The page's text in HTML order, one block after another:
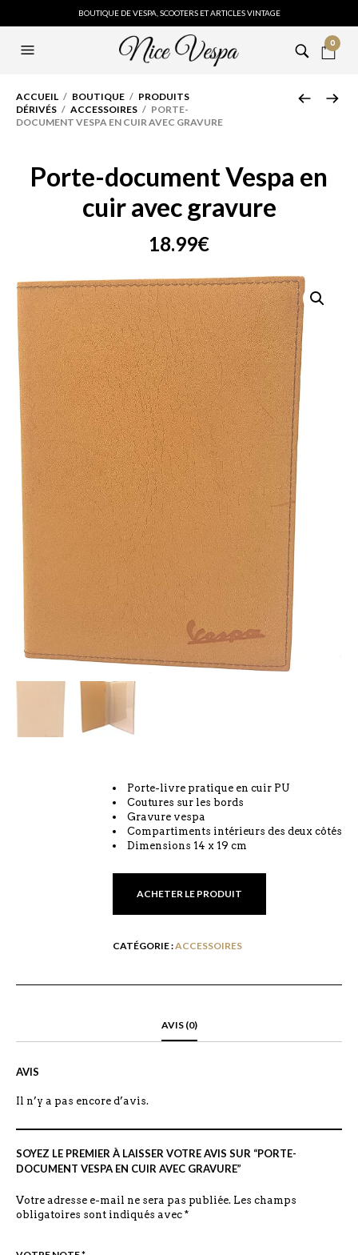
BOUTIQUE DE VESPA, SCOOTERS ET ARTICLES VINTAGE
0
ACCUEIL / BOUTIQUE / PRODUITS
DÉRIVÉS / ACCESSOIRES / PORTE-
DOCUMENT VESPA EN CUIR AVEC GRAVURE
Porte-document Vespa en
cuir avec gravure
18.99€
Porte-livre pratique en cuir PU
Coutures sur les bords
Gravure vespa
Compartiments intérieurs des deux côtés
Dimensions 14 x 19 cm
ACHETER LE PRODUIT
CATÉGORIE :ACCESSOIRES
AVIS (0)
AVIS
Il n’y a pas encore d’avis.
SOYEZ LE PREMIER À LAISSER VOTRE AVIS SUR “PORTE-
DOCUMENT VESPA EN CUIR AVEC GRAVURE”
Votre adresse e-mail ne sera pas publiée. Les champs
obligatoires sont indiqués avec *